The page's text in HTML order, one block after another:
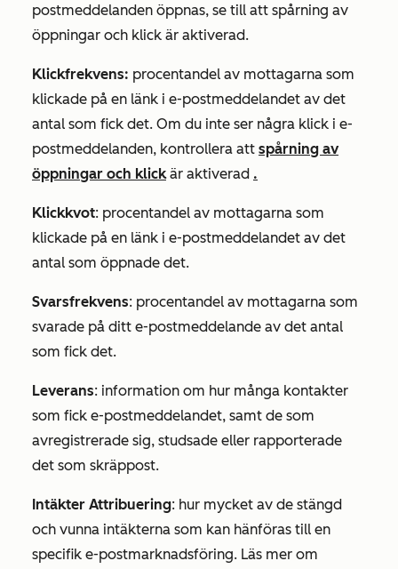
postmeddelanden öppnas, se till att spårning av
öppningar och klick är aktiverad.
Klickfrekvens: procentandel av mottagarna som
klickade på en länk i e-postmeddelandet av det
antal som fick det. Om du inte ser några klick i e-
postmeddelanden, kontrollera att spårning av
öppningar och klickär aktiverad .
Klickkvot: procentandel av mottagarna som
klickade på en länk i e-postmeddelandet av det
antal som öppnade det.
Svarsfrekvens: procentandel av mottagarna som
svarade på ditt e-postmeddelande av det antal
som fick det.
Leverans: information om hur många kontakter
som fick e-postmeddelandet, samt de som
avregistrerade sig, studsade eller rapporterade
det som skräppost.
Intäkter Attribuering: hur mycket av de stängd
och vunna intäkterna som kan hänföras till en
specifik e-postmarknadsföring. Läs mer om